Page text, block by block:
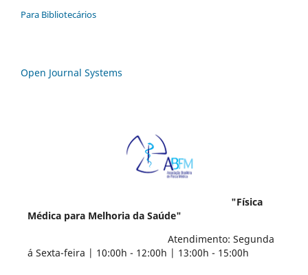
Para Bibliotecários
Open Journal Systems
"Física
Médica para Melhoria da Saúde"
Atendimento: Segunda
á Sexta-feira | 10:00h - 12:00h | 13:00h - 15:00h